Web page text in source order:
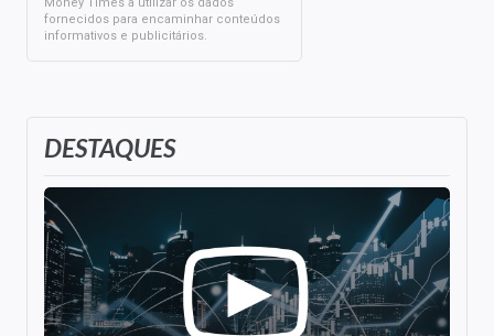
DESTAQUES
Money Times a utilizar os dados
fornecidos para encaminhar conteúdos
informativos e publicitários.